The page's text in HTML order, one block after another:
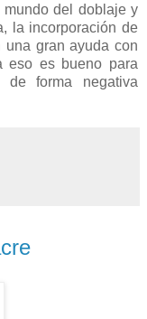
del doblaje y
la incorporación de
una gran ayuda con
eso es bueno para
forma negativa